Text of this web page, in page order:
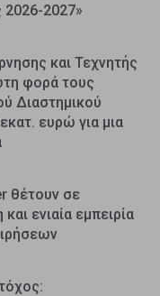
2026-2027»
και Τεχνητής
φορά τους
Διαστημικού
ευρώ για μια
θέτουν σε
ενιαία εμπειρία